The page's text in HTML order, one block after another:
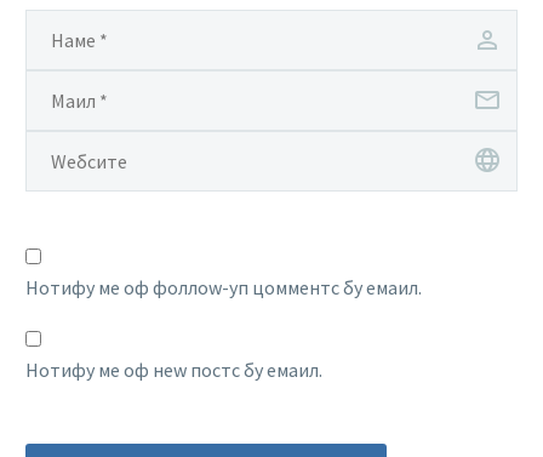
Нотифy ме оф фоллоw-уп цомментс бy емаил.
Нотифy ме оф неw постс бy емаил.